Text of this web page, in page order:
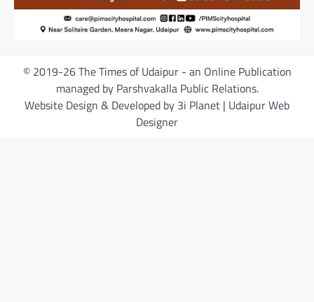
© 2019-26 The Times of Udaipur - an Online Publication
managed by Parshvakalla Public Relations.
Website Design & Developed by 3i Planet | Udaipur Web
Designer